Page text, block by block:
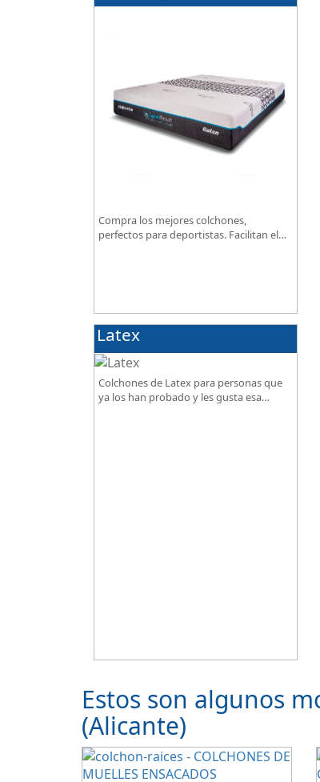
Compra los mejores colchones,
perfectos para deportistas. Facilitan el
Latex
Colchones de Latex para personas que
ya los han probado y les gusta esa
Estos son algunos
(Alicante)